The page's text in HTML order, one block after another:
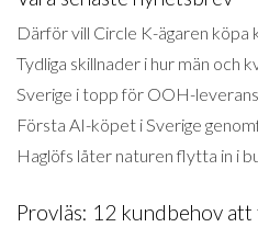
Därför vill Circle K-ägaren köpa
Tydliga skillnader i hur män och
Sverige i topp för OOH-
Första AI-köpet i Sverige
Haglöfs låter naturen flytta in i
Provläs: 12 kundbehov